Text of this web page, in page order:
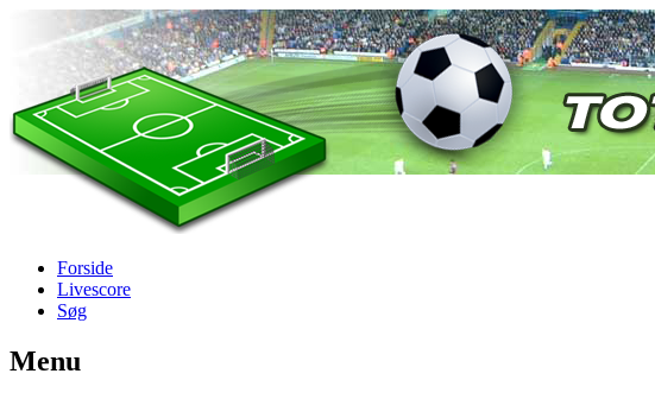
Forside
Livescore
Søg
Наши партнеры
Menu